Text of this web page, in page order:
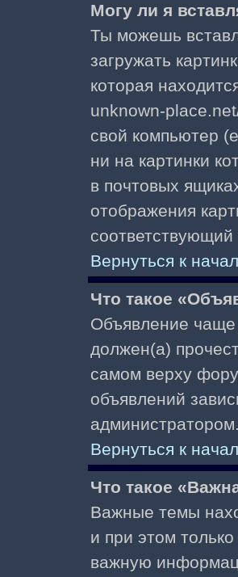
Могу ли я
Ты можешь
загружать
которая
unknown-
свой компьютер
ни на картинки
в почтовых
отображения
Вернуться к
Что такое
Объявление
должен(а)
самом верху
объявлений
администратором.
Вернуться к
Что такое
Важные темы
и при этом
важную